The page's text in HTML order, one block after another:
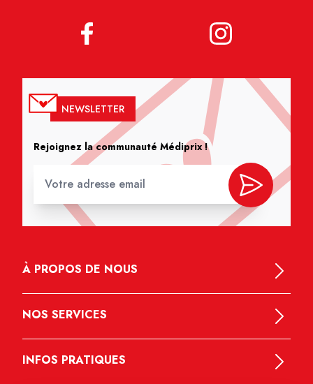
NEWSLETTER
Rejoignez la communauté Médiprix !
À PROPOS DE NOUS
NOS SERVICES
INFOS PRATIQUES